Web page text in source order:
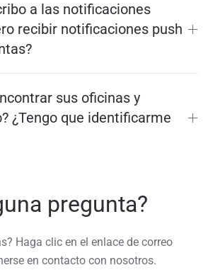
a las notificaciones
recibir notificaciones push
sus oficinas y
¿Tengo que identificarme
pregunta?
Haga clic en el enlace de correo
en contacto con nosotros.